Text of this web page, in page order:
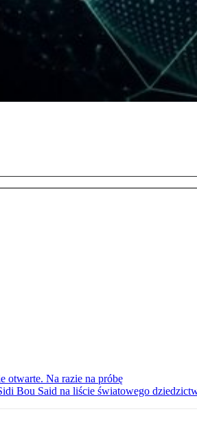
otwarte. Na razie na próbę
Bou Said na liście światowego